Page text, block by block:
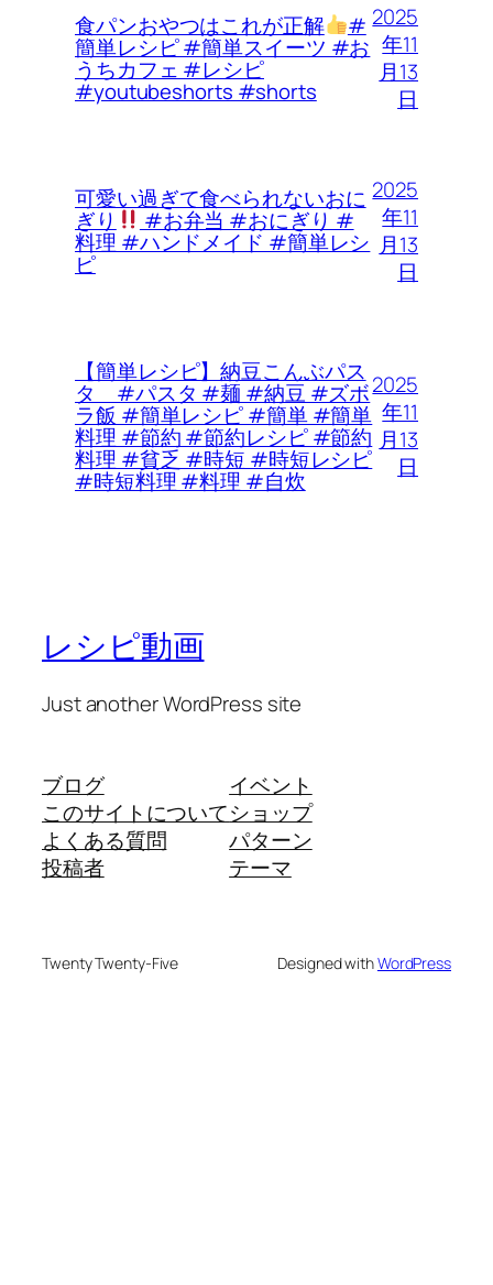
食パンおやつはこれが正解 #
簡単レシピ #簡単スイーツ #お
うちカフェ #レシピ
#youtubeshorts #shorts
2025
年11
月13
日
可愛い過ぎて食べられないおに
ぎり #お弁当 #おにぎり #
料理 #ハンドメイド #簡単レシ
ピ
2025
年11
月13
日
【簡単レシピ】納豆こんぶパス
タ #パスタ #麺 #納豆 #ズボ
ラ飯 #簡単レシピ #簡単 #簡単
料理 #節約 #節約レシピ #節約
料理 #貧乏 #時短 #時短レシピ
#時短料理 #料理 #自炊
2025
年11
月13
日
レシピ動画
Just another WordPress site
ブログ
このサイトについて
よくある質問
投稿者
イベント
ショップ
パターン
テーマ
Twenty Twenty-Five Designed withWordPress